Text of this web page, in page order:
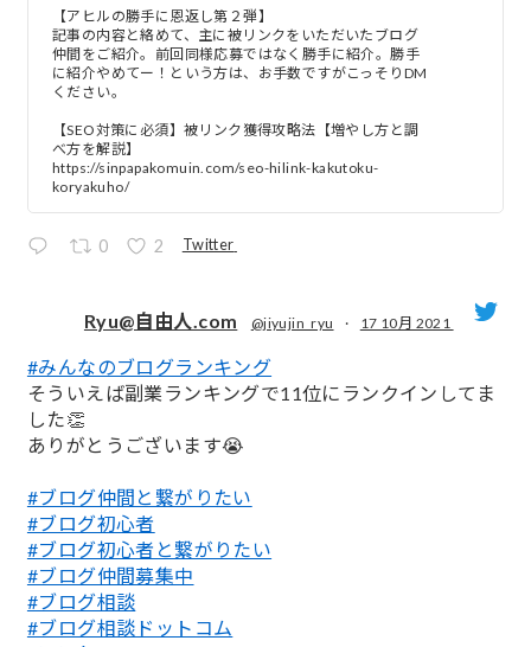
【アヒルの勝手に恩返し第２弾】
記事の内容と絡めて、主に被リンクをいただいたブログ
仲間をご紹介。前回同様応募ではなく勝手に紹介。勝手
に紹介やめてー！という方は、お手数ですがこっそりDM
ください。
【SEO対策に必須】被リンク獲得攻略法【増やし方と調
べ方を解説】
https://sinpapakomuin.com/seo-hilink-kakutoku-
koryakuho/
0 2 Twitter
;
Ryu@自由人.com @jiyujin_ryu · 17 10月 2021
#みんなのブログランキング
そういえば副業ランキングで11位にランクインしてま
した👏
ありがとうございます😭
#ブログ仲間と繋がりたい
#ブログ初心者
#ブログ初心者と繋がりたい
#ブログ仲間募集中
#ブログ相談
#ブログ相談ドットコム